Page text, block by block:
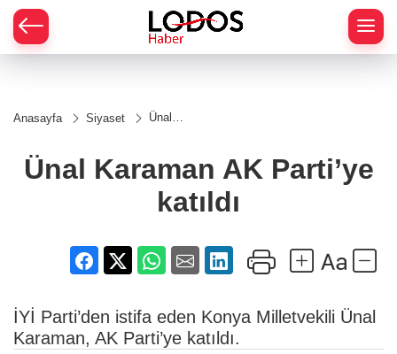
Anasayfa Siyaset
Ünal
katıldı
Ünal Karaman AK Parti’ye
katıldı
İYİ Parti’den istifa eden Konya Milletvekili Ünal
Karaman, AK Parti’ye katıldı.